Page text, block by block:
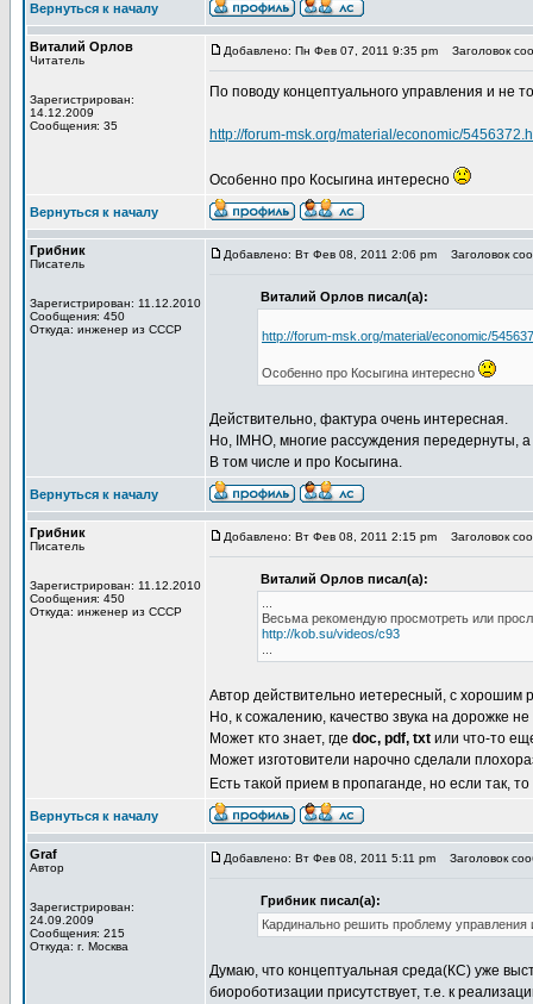
Вернуться к началу
Виталий Орлов
Читатель
Зарегистрирован:
14.12.2009
Сообщения: 35
Добавлено: Пн Фев 07, 2011 9:35 pm Заголовок
По поводу концептуального управления и не
http://forum-msk.org/material/economic/
Особенно про Косыгина интересно
Вернуться к началу
Грибник
Писатель
Зарегистрирован: 11.12.2010
Сообщения: 450
Откуда: инженер из СССР
Добавлено: Вт Фев 08, 2011 2:06 pm Заголовок
Виталий Орлов писал(а):
http://forum-msk.org/material/economic/
Особенно про Косыгина интересно
Действительно, фактура очень интересная.
Но, IMHO, многие рассуждения передернуты,
В том числе и про Косыгина.
Вернуться к началу
Грибник
Писатель
Зарегистрирован: 11.12.2010
Сообщения: 450
Откуда: инженер из СССР
Добавлено: Вт Фев 08, 2011 2:15 pm Заголовок
Виталий Орлов писал(а):
Весьма рекомендую просмотреть или
http://kob.su/videos/c93
Автор действительно иетересный, с хорошим
Но, к сожалению, качество звука на дорожке
Может кто знает, где doc, pdf, txt или что-то
Может изготовители нарочно сделали
Есть такой прием в пропаганде, но если так,
Вернуться к началу
Graf
Автор
Зарегистрирован:
24.09.2009
Сообщения: 215
Откуда: г. Москва
Добавлено: Вт Фев 08, 2011 5:11 pm Заголовок
Грибник писал(а):
Кардинально решить проблему
Думаю, что концептуальная среда(КС) уже
биороботизации присутствует, т.е. к